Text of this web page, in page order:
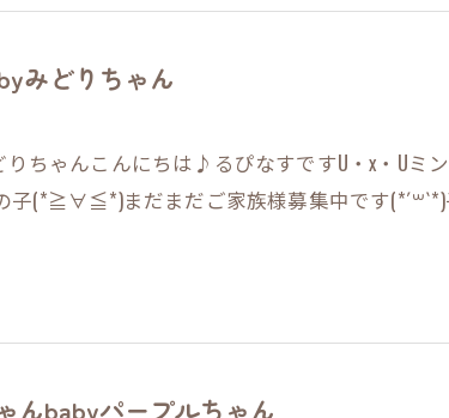
みどりちゃん
りちゃんこんにちは♪るぴなすですU・x・Uミ
子(*≧∀≦*)まだまだご家族様募集中です
んbabyパープルちゃん